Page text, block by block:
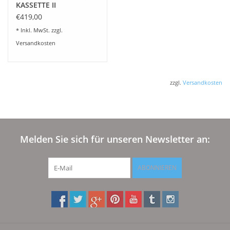
KASSETTE II
€419,00
* Inkl. MwSt. zzgl.
Versandkosten
zzgl. Versandkosten
Melden Sie sich für unseren Newsletter an:
ABONNIEREN